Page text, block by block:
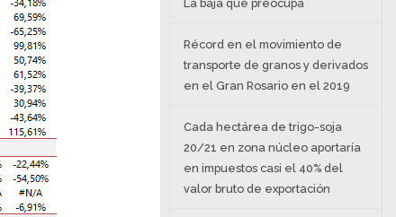
La baja que preocupa
Récord en el movimiento de
transporte de granos y derivados
en el Gran Rosario en el 2019
Cada hectárea de trigo-soja
20/21 en zona núcleo aportaría
en impuestos casi el 40% del
valor bruto de exportación